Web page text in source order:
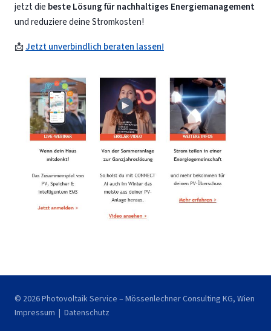
jetzt die beste Lösung für nachhaltiges Energiemanagement
und reduziere deine Stromkosten!
📩 Jetzt unverbindlich beraten lassen!
© 2026 Photovoltaik Service – Mössenlechner Consulting KG, Wien
Impressum | Datenschutz